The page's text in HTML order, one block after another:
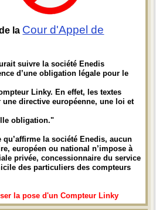
la Cour d'Appel de
suivre la société Enedis
d’une obligation légale pour le
Linky. En effet, les textes
directive européenne, une loi et
obligation."
la société Enedis, aucun
européen ou national n’impose à
privée, concessionnaire du service
des particuliers des compteurs
la pose d'un Compteur Linky